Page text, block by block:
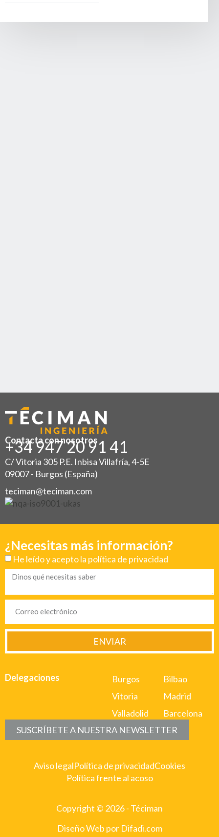
Contacta con nosotros
+34 947 20 91 41
C/ Vitoria 305 P.E. Inbisa Villafría, 4-5E
09007 - Burgos (España)
teciman@teciman.com
¿Necesitas más información?
He leído y acepto la política de privacidad
ENVIAR
Delegaciones
Burgos
Vitoria
Valladolid
Bilbao
Madrid
Barcelona
SUSCRÍBETE A NUESTRA NEWSLETTER
Aviso legalPolítica de privacidadCookies
Política frente al acoso
Copyright © 2026 - Téciman
Diseño Web por Difadi.com